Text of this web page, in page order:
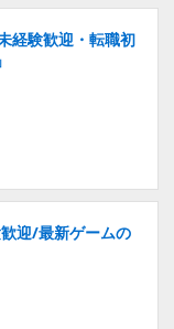
経験歓迎・転職初
迎/最新ゲームの